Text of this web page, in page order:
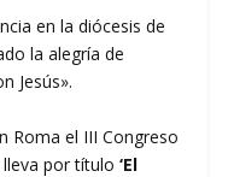
en la diócesis de
la alegría de
Jesús».
Roma el III Congreso
lleva por título‘El